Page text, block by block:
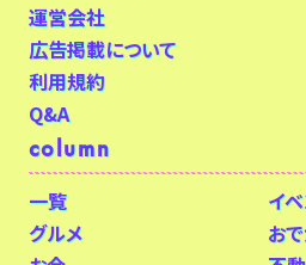
運営会社
広告掲載について
利用規約
Q&A
column
一覧
イ
グルメ
お